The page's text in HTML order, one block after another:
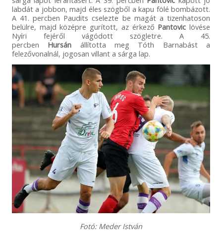
labdát a jobbon, majd éles szögből a kapu fölé bombázott.
A 41. percben Paudits cselezte be magát a tizenhatoson
belülre, majd középre gurított, az érkező Pantoviclövése
Nyíri fejéről vágódott szögletre. A 45.
percben Hursán állította meg Tóth Barnabást a
felezővonalnál, jogosan villant a sárga lap.
Fotó: Meder István